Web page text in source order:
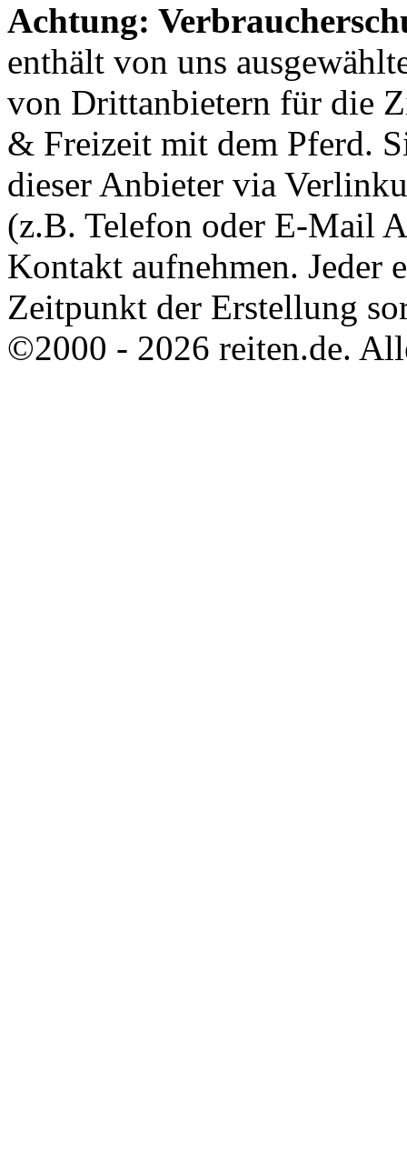
Achtung:
enthält von uns
von Drittanbietern für die
& Freizeit mit dem Pferd.
dieser Anbieter via
(z.B. Telefon oder E-Mail
Kontakt aufnehmen. Jeder
Zeitpunkt der Erstellung
©2000 - 2026 reiten.de.